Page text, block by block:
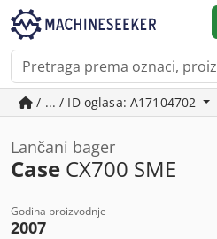
/ ... / ID oglasa: A17104702
Lančani bager
Case CX700 SME
Godina proizvodnje
2007